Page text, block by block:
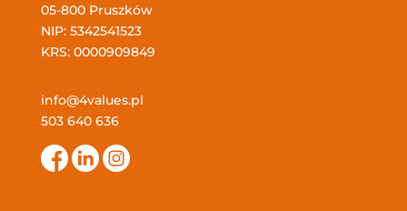
05-800 Pruszków
NIP: 5342541523
KRS: 0000909849
info@4values.pl
503 640 636